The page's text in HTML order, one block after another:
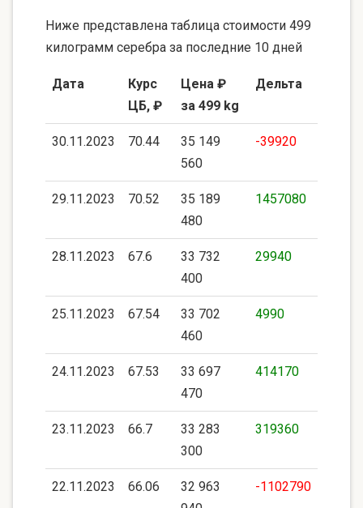
Ниже представлена таблица стоимости 499
килограмм серебра за последние 10 дней
Дата
Курс
ЦБ, ₽
Цена ₽
за 499 kg
Дельта
30.11.2023 70.44
35 149
560
-39920
29.11.2023 70.52
35 189
480
1457080
28.11.2023 67.6
33 732
400
29940
25.11.2023 67.54
33 702
460
4990
24.11.2023 67.53
33 697
470
414170
23.11.2023 66.7
33 283
300
319360
22.11.2023 66.06
32 963
-1102790